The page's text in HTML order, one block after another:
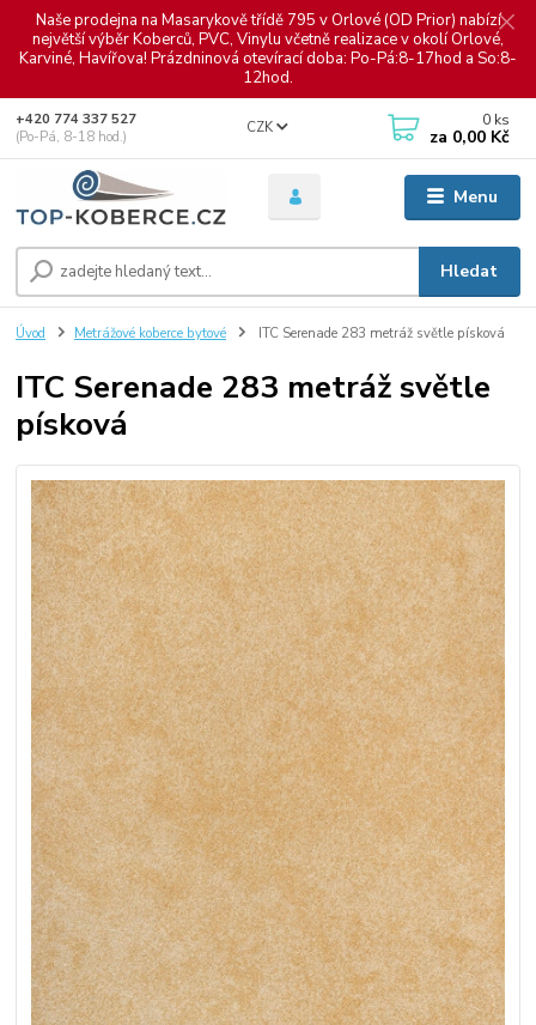
Naše prodejna na Masarykově třídě 795 v Orlové (OD Prior) nabízí
největší výběr Koberců, PVC, Vinylu včetně realizace v okolí Orlové,
Karviné, Havířova! Prázdninová otevírací doba: Po-Pá:8-17hod a So:8-
12hod.
Menu
CZK
Hledat
+420 774 337 527
(Po-Pá, 8-18 hod.)
0 ks
za 0,00 Kč
Úvod Metrážové koberce bytové ITC Serenade 283 metráž světle písková
ITC Serenade 283 metráž světle
písková